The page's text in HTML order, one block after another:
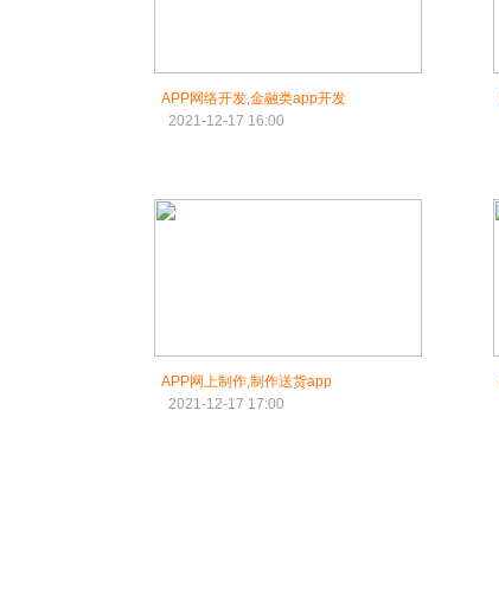
APP网络开发,金融类app开发
2021-12-17 16:00
APP网上制作,制作送货app
2021-12-17 17:00